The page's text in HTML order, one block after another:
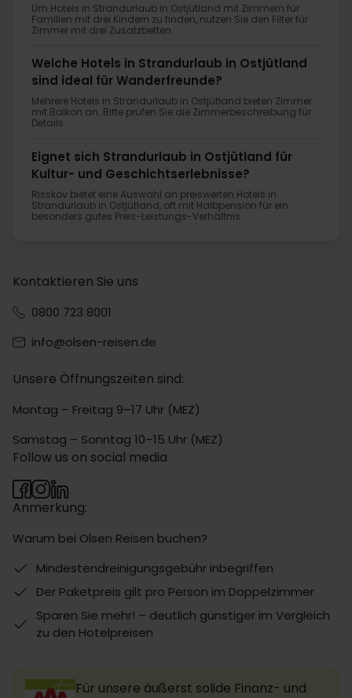
Um Hotels in Strandurlaub in Ostjütland mit Zimmern für
Familien mit drei Kindern zu finden, nutzen Sie den Filter für
Zimmer mit drei Zusatzbetten.
Welche Hotels in Strandurlaub in Ostjütland
sind ideal für Wanderfreunde?
Mehrere Hotels in Strandurlaub in Ostjütland bieten Zimmer
mit Balkon an. Bitte prüfen Sie die Zimmerbeschreibung für
Details.
Eignet sich Strandurlaub in Ostjütland für
Kultur- und Geschichtserlebnisse?
Risskov bietet eine Auswahl an preiswerten Hotels in
Strandurlaub in Ostjütland, oft mit Halbpension für ein
besonders gutes Preis-Leistungs-Verhältnis.
Kontaktieren Sie uns
0800 723 8001
info@olsen-reisen.de
Unsere Öffnungszeiten sind:
Montag – Freitag 9–17 Uhr (MEZ)
Samstag – Sonntag 10–15 Uhr (MEZ)
Anmerkung:
Warum bei Olsen Reisen buchen?
Mindestendreinigungsgebühr inbegriffen
Der Paketpreis gilt pro Person im Doppelzimmer
Sparen Sie mehr! – deutlich günstiger im Vergleich
zu den Hotelpreisen
Follow us on social media
Für unsere äußerst solide Finanz- und